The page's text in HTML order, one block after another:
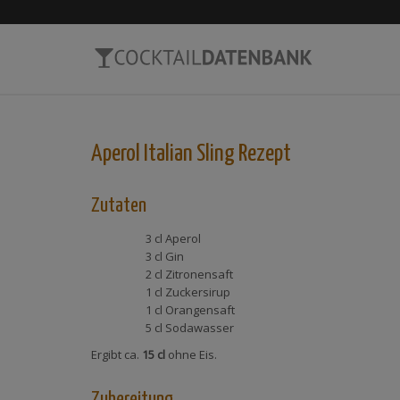
Aperol Italian Sling Rezept
Zutaten
3 cl Aperol
3 cl Gin
2 cl Zitronensaft
1 cl Zuckersirup
1 cl Orangensaft
5 cl Sodawasser
Ergibt ca. 15 cl ohne Eis.